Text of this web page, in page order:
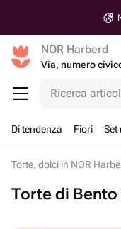
NOR Harberd
Via, numero
Ricerca
Di tendenza Fiori Set
Torte, dolci in NOR
Torte di Bento